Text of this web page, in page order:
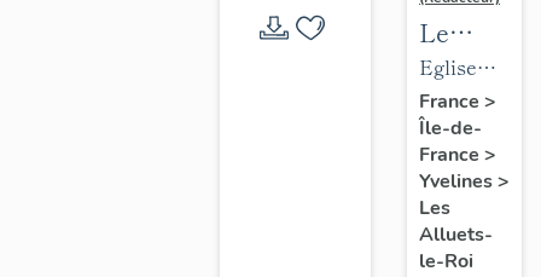
Le
mobilier
de
l'église
Saint-
Nicolas
Eglise
paroissiale
Saint-
Nicolas
France >
Île-de-
France >
Yvelines>
Les
Alluets-
le-Roi